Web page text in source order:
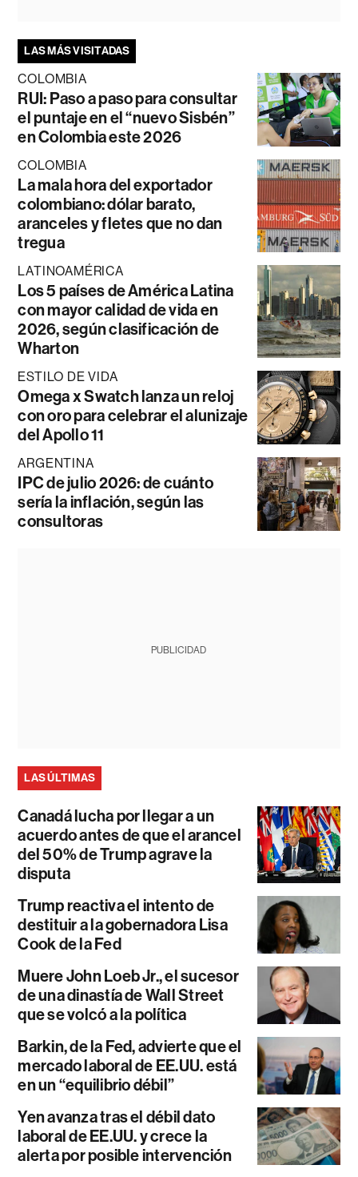
LAS MÁS VISITADAS
COLOMBIA
RUI: Paso a paso para consultar
el puntaje en el “nuevo Sisbén”
en Colombia este 2026
COLOMBIA
La mala hora del exportador
colombiano: dólar barato,
aranceles y fletes que no dan
tregua
LATINOAMÉRICA
Los 5 países de América Latina
con mayor calidad de vida en
2026, según clasificación de
Wharton
ESTILO DE VIDA
Omega x Swatch lanza un reloj
con oro para celebrar el alunizaje
del Apollo 11
ARGENTINA
IPC de julio 2026: de cuánto
sería la inflación, según las
consultoras
PUBLICIDAD
LAS ÚLTIMAS
Canadá lucha por llegar a un
acuerdo antes de que el arancel
del 50% de Trump agrave la
disputa
Trump reactiva el intento de
destituir a la gobernadora Lisa
Cook de la Fed
Muere John Loeb Jr., el sucesor
de una dinastía de Wall Street
que se volcó a la política
Barkin, de la Fed, advierte que el
mercado laboral de EE.UU. está
en un “equilibrio débil”
Yen avanza tras el débil dato
laboral de EE.UU. y crece la
alerta por posible intervención